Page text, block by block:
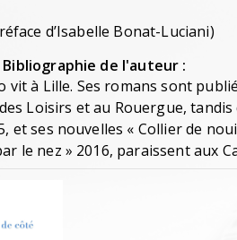
d’Isabelle Bonat-Luciani)
de l'auteur :
vit à Lille. Ses romans sont
des Loisirs et au Rouergue,
et ses nouvelles « Collier de
le nez » 2016, paraissent aux